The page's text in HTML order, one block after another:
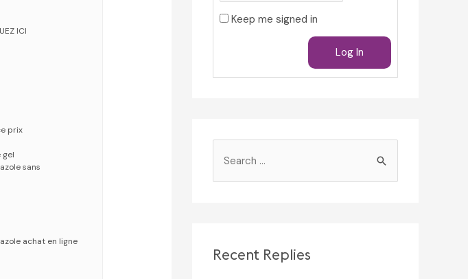
ICI
prix
gel
sans
achat en ligne
Keep me signed in
Log In
h
Recent Replies